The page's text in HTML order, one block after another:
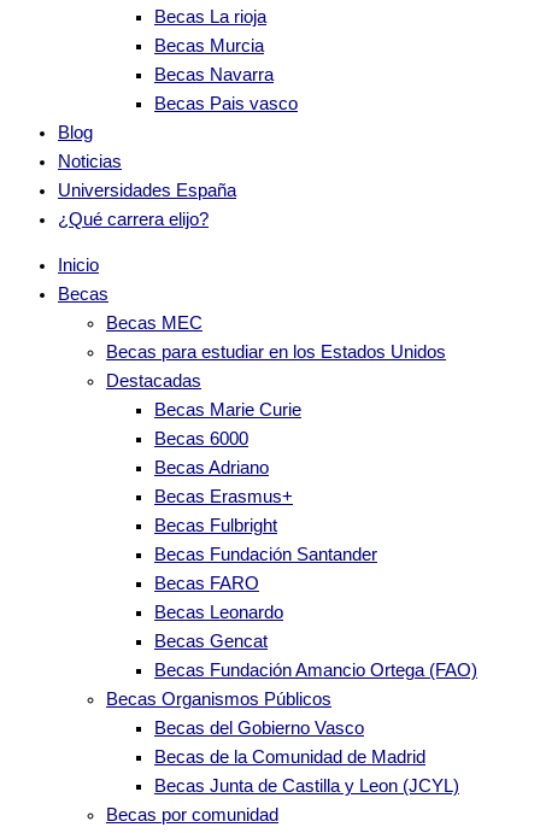
Becas La rioja
Becas Murcia
Becas Navarra
Becas Pais vasco
Blog
Noticias
Universidades España
¿Qué carrera elijo?
Inicio
Becas
Becas MEC
Becas para estudiar en los Estados Unidos
Destacadas
Becas Marie Curie
Becas 6000
Becas Adriano
Becas Erasmus+
Becas Fulbright
Becas Fundación Santander
Becas FARO
Becas Leonardo
Becas Gencat
Becas Fundación Amancio Ortega (FAO)
Becas Organismos Públicos
Becas del Gobierno Vasco
Becas de la Comunidad de Madrid
Becas Junta de Castilla y Leon (JCYL)
Becas por comunidad